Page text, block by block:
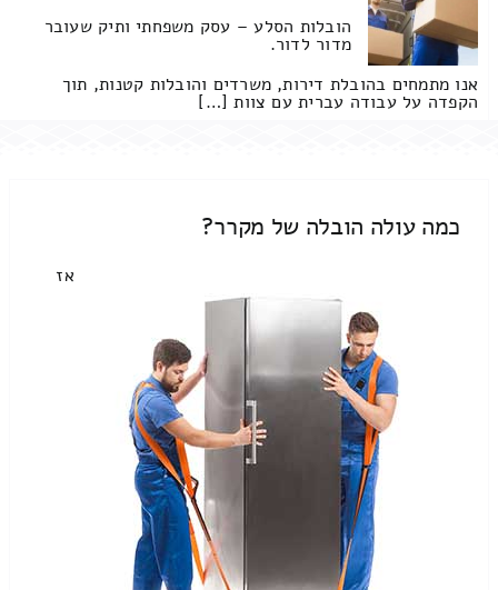
הובלות הסלע – עסק משפחתי ותיק שעובר
מדור לדור.
אנו מתמחים בהובלת דירות, משרדים והובלות קטנות, תוך
הקפדה על עבודה עברית עם צוות […]
כמה עולה הובלה של מקרר?
אז